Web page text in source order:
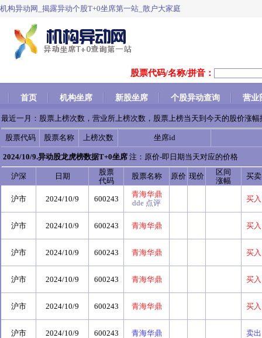
机构异动网_揭露异动个股T+0坐席第一站_散户大家庭
股票代码/名称/拼音：
首页 机构坐席 新股坐席 个股异动查询 营业
最近一月：股票上榜次数，营业所上榜次数，股票上榜当天到今天的股价涨幅
股票代码 股票名称 上榜次数 坐席id
2024/10/9.异动股龙虎榜数据T+0坐席 注：原价-即日期当天对应的价格
沪深 日期
股票
代码
股票名称 原价 现价
区间
涨幅
买卖
沪市 2024/10/9 600243
青海华鼎
dde 点评 买入
沪市 2024/10/9 600243 青海华鼎 买入
沪市 2024/10/9 600243 青海华鼎 买入
沪市 2024/10/9 600243 青海华鼎 买入
沪市 2024/10/9 600243 青海华鼎 买入
沪市 2024/10/9 600243 青海华鼎 卖出